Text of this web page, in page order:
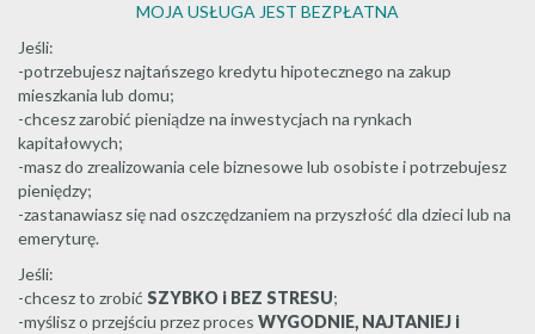
MOJA USŁUGA JEST BEZPŁATNA
Jeśli:
-potrzebujesz najtańszego kredytu hipotecznego na zakup
mieszkania lub domu;
-chcesz zarobić pieniądze na inwestycjach na rynkach
kapitałowych;
-masz do zrealizowania cele biznesowe lub osobiste i potrzebujesz
pieniędzy;
-zastanawiasz się nad oszczędzaniem na przyszłość dla dzieci lub na
emeryturę.
Jeśli:
-chcesz to zrobić SZYBKO i BEZ STRESU;
-myślisz o przejściu przez proces WYGODNIE, NAJTANIEJ i